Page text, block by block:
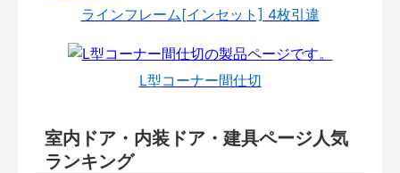
ラインフレーム[インセット] 4枚引違
L型コーナー間仕切
室内ドア・内装ドア・建具ページ人気
ランキング